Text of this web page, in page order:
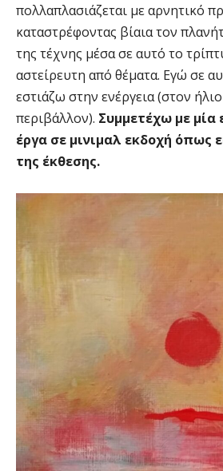
πολλαπλασιάζεται με αρνητικό
καταστρέφοντας βίαια τον
της τέχνης μέσα σε αυτό το
αστείρευτη από θέματα. Εγώ σε
εστιάζω στην ενέργεια (στον
περιβάλλον). Συμμετέχω με μία
έργα σε μινιμαλ εκδοχή όπως
της έκθεσης.